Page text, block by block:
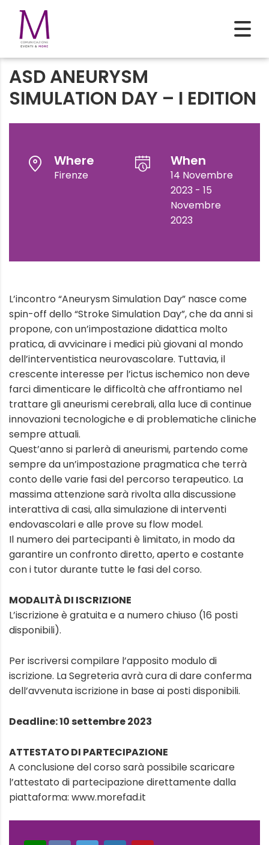
ASD ANEURYSM
SIMULATION DAY – I EDITION
Where
Firenze
When
14 Novembre
2023 - 15
Novembre
2023
L’incontro “Aneurysm Simulation Day” nasce come
spin-off dello “Stroke Simulation Day”, che da anni si
propone, con un’impostazione didattica molto
pratica, di avvicinare i medici più giovani al mondo
dell’interventistica neurovascolare. Tuttavia, il
crescente interesse per l’ictus ischemico non deve
farci dimenticare le difficoltà che affrontiamo nel
trattare gli aneurismi cerebrali, alla luce di continue
innovazioni tecnologiche e di problematiche cliniche
sempre attuali.
Quest’anno si parlerà di aneurismi, partendo come
sempre da un’impostazione pragmatica che terrà
conto delle varie fasi del percorso terapeutico. La
massima attenzione sarà rivolta alla discussione
interattiva di casi, alla simulazione di interventi
endovascolari e alle prove su flow model.
Il numero dei partecipanti è limitato, in modo da
garantire un confronto diretto, aperto e costante
con i tutor durante tutte le fasi del corso.
MODALITÀ DI ISCRIZIONE
L’iscrizione è gratuita e a numero chiuso (16 posti
disponibili).
Per iscriversi compilare l’apposito modulo di
iscrizione. La Segreteria avrà cura di dare conferma
dell’avvenuta iscrizione in base ai posti disponibili.
Deadline: 10 settembre 2023
ATTESTATO DI PARTECIPAZIONE
A conclusione del corso sarà possibile scaricare
l’attestato di partecipazione direttamente dalla
piattaforma: www.morefad.it